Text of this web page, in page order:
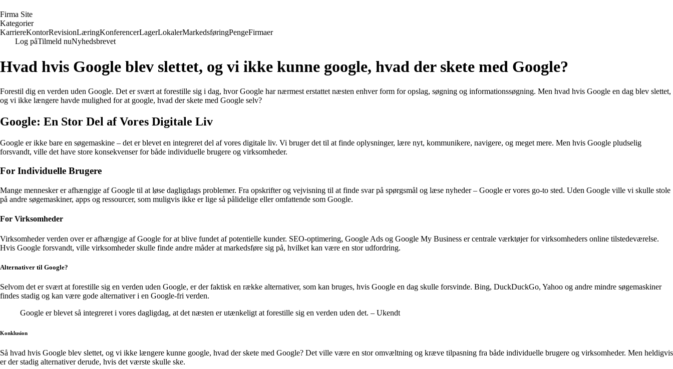
Firma Site
Kategorier
KarriereKontorRevisionLæringKonferencerLagerLokalerMarkedsføringPengeFirmaer
Log påTilmeld nuNyhedsbrevet
Hvad hvis Google blev slettet, og vi ikke kunne google, hvad der skete med Google?
Forestil dig en verden uden Google. Det er svært at forestille sig i dag, hvor Google har nærmest erstattet næsten enhver form for opslag, søgning og informationssøgning. Men hvad hvis Google en dag blev slettet,
og vi ikke længere havde mulighed for at google, hvad der skete med Google selv?
Google: En Stor Del af Vores Digitale Liv
Google er ikke bare en søgemaskine – det er blevet en integreret del af vores digitale liv. Vi bruger det til at finde oplysninger, lære nyt, kommunikere, navigere, og meget mere. Men hvis Google pludselig
forsvandt, ville det have store konsekvenser for både individuelle brugere og virksomheder.
For Individuelle Brugere
Mange mennesker er afhængige af Google til at løse dagligdags problemer. Fra opskrifter og vejvisning til at finde svar på spørgsmål og læse nyheder – Google er vores go-to sted. Uden Google ville vi skulle stole
på andre søgemaskiner, apps og ressourcer, som muligvis ikke er lige så pålidelige eller omfattende som Google.
For Virksomheder
Virksomheder verden over er afhængige af Google for at blive fundet af potentielle kunder. SEO-optimering, Google Ads og Google My Business er centrale værktøjer for virksomheders online tilstedeværelse.
Hvis Google forsvandt, ville virksomheder skulle finde andre måder at markedsføre sig på, hvilket kan være en stor udfordring.
Alternativer til Google?
Selvom det er svært at forestille sig en verden uden Google, er der faktisk en række alternativer, som kan bruges, hvis Google en dag skulle forsvinde. Bing, DuckDuckGo, Yahoo og andre mindre søgemaskiner
findes stadig og kan være gode alternativer i en Google-fri verden.
Google er blevet så integreret i vores dagligdag, at det næsten er utænkeligt at forestille sig en verden uden det. – Ukendt
Konklusion
Så hvad hvis Google blev slettet, og vi ikke længere kunne google, hvad der skete med Google? Det ville være en stor omvæltning og kræve tilpasning fra både individuelle brugere og virksomheder. Men heldigvis
er der stadig alternativer derude, hvis det værste skulle ske.